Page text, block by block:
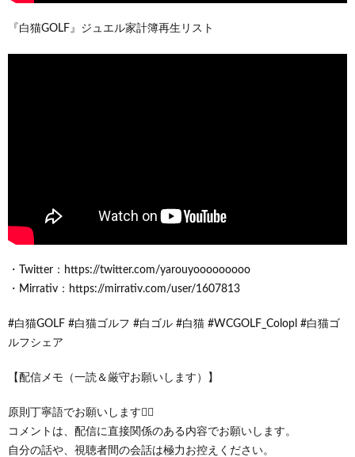
『白猫GOLF』ジュエル家計簿再生リスト
・Twitter：https://twitter.com/yarouyooooooooo
・Mirrativ：https://mirrativ.com/user/1607813
#白猫GOLF #白猫ゴルフ #白ゴル #白猫 #WCGOLF_Colopl #白猫ゴ
ルフシェア
【配信メモ（一読＆厳守お願いします）】
原則丁寧語でお願いします🙇‍♂️
コメントは、配信に直接関係のある内容でお願いします。
自分の話や、視聴者間の会話は極力お控えください。